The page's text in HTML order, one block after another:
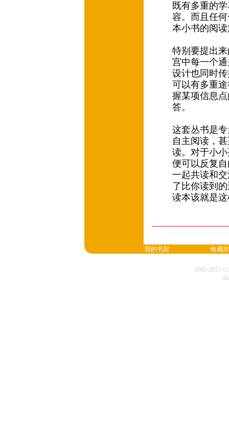
既有多重的
容。而且任
本小书的阅
特别要提出
宫中每一个
设计也同时
可以有多重
握某项信息
答。
这套丛书是
自主阅读，
读。对于小
便可以反复
一起共读和
了比你读到
读本该就是
我的书架 收藏
2002-2013